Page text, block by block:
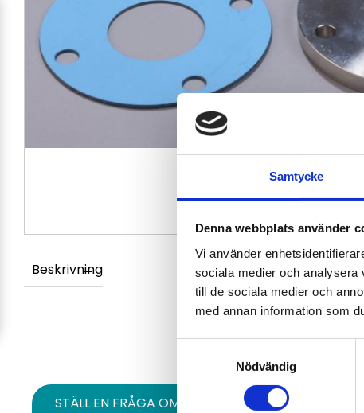
Samtycke
Denna webbplats använder
Vi använder
sociala medier och analysera
till de sociala medier och
med annan information som
Nödvändig
Beskrivning
STÄLL EN FRÅGA OM PRODUKTEN